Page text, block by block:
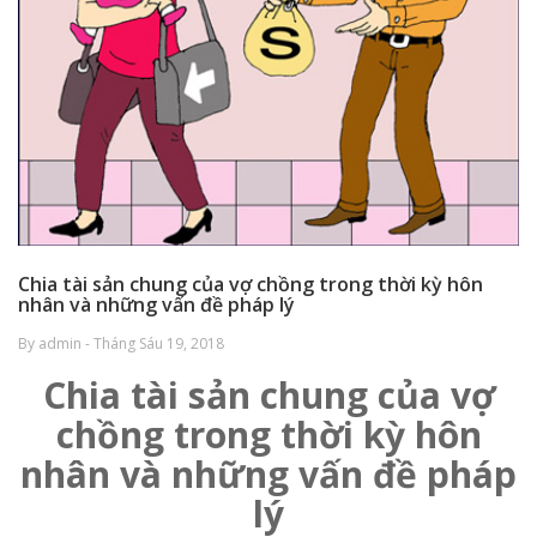
Chia tài sản chung của vợ chồng trong thời kỳ hôn
nhân và những vấn đề pháp lý
By admin - Tháng Sáu 19, 2018
Chia tài sản chung của vợ
chồng trong thời kỳ hôn
nhân và những vấn đề pháp
lý